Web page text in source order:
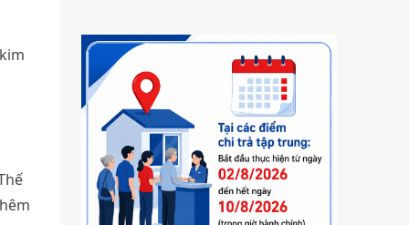
fanpage chính thức của công ty SJC trên nền
tảng Facebook (đường link page
www.facebook.com/sjcsaigon). Trước đó,
công ty liên tục ghi nhận và cảnh báo đến
khách hàng việc các đối tượng xấu giả mạo
Fanpage của SJC trên nền tảng Facebook
nhằm mục đích lừa đảo, trục lợi. Để bảo đảm
an toàn tài sản cho khách hàng, công ty SJC